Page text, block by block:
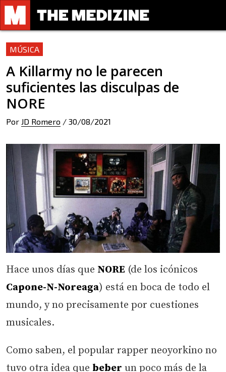
MÚSICA
A Killarmy no le parecen
suficientes las disculpas de
NORE
Por JD Romero / 30/08/2021
Hace unos días que NORE (de los icónicos
Capone-N-Noreaga) está en boca de todo el
mundo, y no precisamente por cuestiones
musicales.
Como saben, el popular rapper neoyorkino no
tuvo otra idea que beber un poco más de la